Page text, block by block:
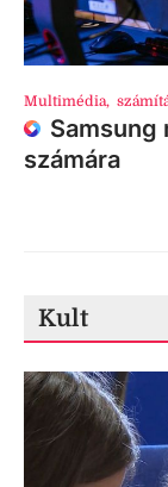
Multimédia,
Samsung
számára
Kult